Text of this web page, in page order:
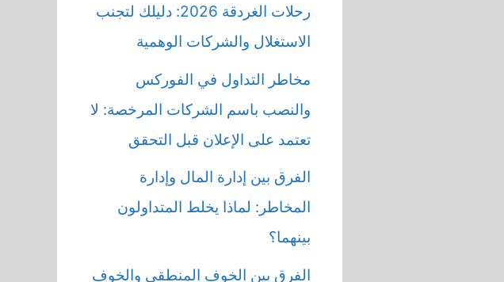
رحلات الغردقة 2026: دليلك لتجنب
الاستغلال والشركات الوهمية
مخاطر التداول في الفوركس
والنصب باسم الشركات المرخصة: لا
تعتمد على الإعلان قبل التحقق
الفرق بين إدارة المال وإدارة
المخاطر: لماذا يخلط المتداولون
بينهما؟
الفرق بين الخوف المنطقي والخوف